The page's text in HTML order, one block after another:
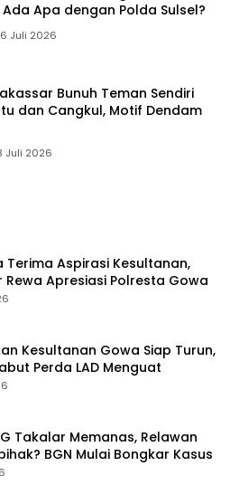
Apa dengan Polda Sulsel?
Juli 2026
Bunuh Teman Sendiri
dan Cangkul, Motif Dendam
Juli 2026
Terima Aspirasi Kesultanan,
Rewa Apresiasi Polresta Gowa
Kesultanan Gowa Siap Turun,
Perda LAD Menguat
Takalar Memanas, Relawan
BGN Mulai Bongkar Kasus